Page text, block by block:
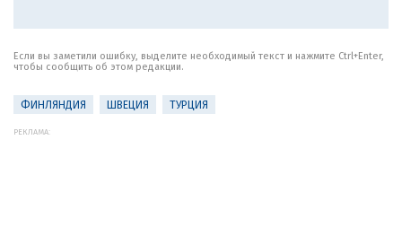
Если вы заметили ошибку, выделите необходимый текст и нажмите Ctrl+Enter,
чтобы сообщить об этом редакции.
ФИНЛЯНДИЯ ШВЕЦИЯ ТУРЦИЯ
РЕКЛАМА: